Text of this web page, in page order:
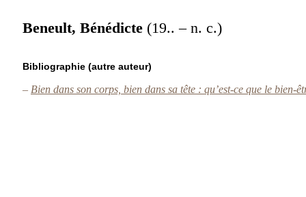
Beneult, Bénédicte (19.. – n. c.)
Bibliographie (autre auteur)
– Bien dans son corps, bien dans sa tête : qu’est-ce que le bien-